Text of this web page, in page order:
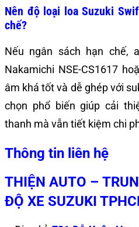
Nên độ loại loa Suzuki
chế?
Nếu ngân sách hạn chế,
Nakamichi NSE-CS1617
âm khá tốt và dễ ghép với
chọn phổ biến giúp cải
thanh mà vẫn tiết kiệm chi
Thông tin liên hệ
THIỆN AUTO –
ĐỘ XE SUZUKI